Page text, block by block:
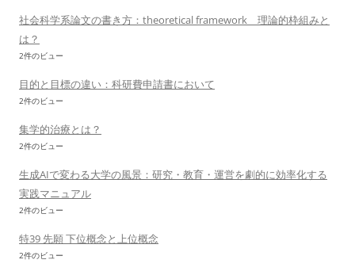
社会科学系論文の書き方：theoretical framework 理論的枠組みと
は？
2件のビュー
目的と目標の違い：科研費申請書において
2件のビュー
集学的治療とは？
2件のビュー
生成AIで変わる大学の風景：研究・教育・運営を劇的に効率化する
実践マニュアル
2件のビュー
特39 先願 下位概念と上位概念
2件のビュー